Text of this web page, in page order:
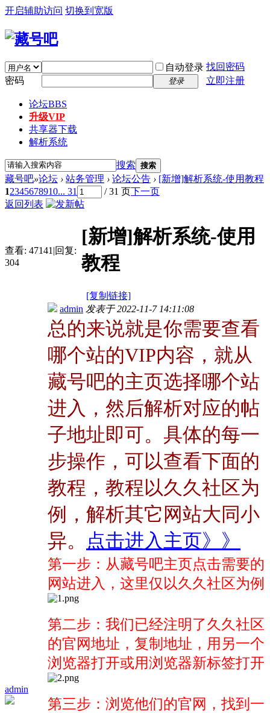
开启辅助访问 切换到宽版
自动登录 找回密码
密码
登录 立即注册
论坛BBS
升级VIP
共享器下载
解析系统
搜索 搜索
藏号吧»论坛 › 站务管理 › 论坛公告 › [新增]解析系统-使用教程
12345678910... 31 / 31 页下一页
返回列表
查看: 47141 |回复:
304
[新增]解析系统-使用
教程
[复制链接]
admin
admin 发表于2022-11-7 14:11:08
总的来说就是你需要查看
哪个站的VIP内容，就从
藏号吧的主页选择哪个站
进入，然后解析对应的帖
子地址即可。具体的每一
步操作，可以查看下面的
教程，教程以久久社区为
例，解析其它网站大同小
异。
点击进入主页》》
第一步：从藏号吧主页点击需要的
网站进入，这里仅以久久社区为例
第二步：我们已经注明了久久社区
的官网地址，复制地址，用另一个
浏览器打开或用浏览器新标签打开
第三步：浏览他们的官网，找到一